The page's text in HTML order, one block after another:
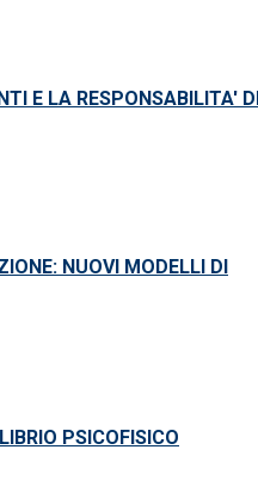
E LA RESPONSABILITA'
NUOVI MODELLI DI
PSICOFISICO